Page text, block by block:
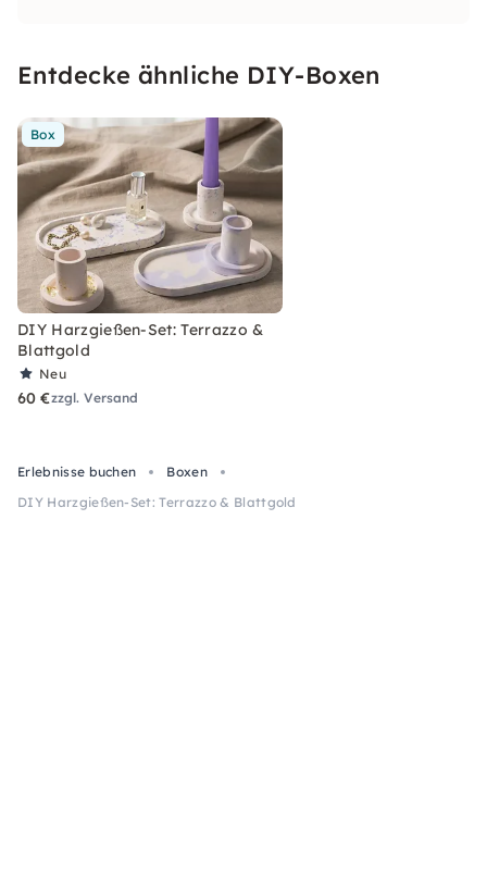
Entdecke ähnliche DIY-Boxen
Box
DIY Harzgießen-Set: Terrazzo &
Blattgold
Neu
60 €zzgl. Versand
Erlebnisse buchen
Boxen
DIY Harzgießen-Set: Terrazzo & Blattgold